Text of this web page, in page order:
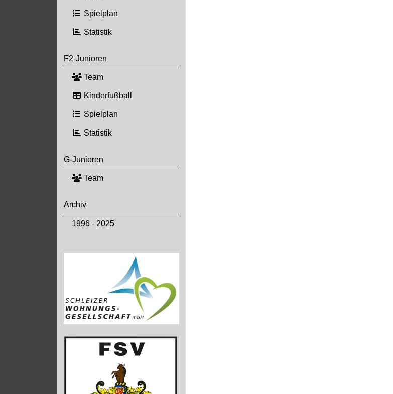
Spielplan
Statistik
F2-Junioren
Team
Kinderfußball
Spielplan
Statistik
G-Junioren
Team
Archiv
1996 - 2025